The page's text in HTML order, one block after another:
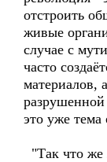
отстроить
живые
случае с
часто
материалов,
это уже тема
"Так что